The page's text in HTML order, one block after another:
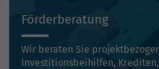
Förderberatung
Wir beraten Sie
Investitionsbeihilfen,